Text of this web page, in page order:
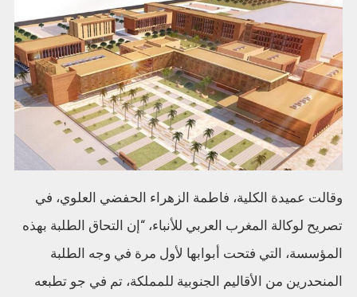
وقالت عميدة الكلية، فاطمة الزهراء الحفضي العلوي، في
تصريح لوكالة المغرب العربي للأنباء، “إن التحاق الطلبة بهذه
المؤسسة، التي فتحت أبوابها لأول مرة في وجه الطلبة
المنحدرين من الأقاليم الجنوبية للمملكة، تم في جو تطبعه